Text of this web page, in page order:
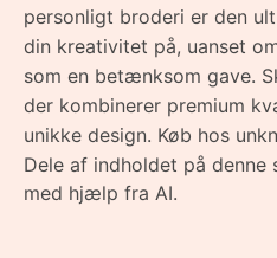
personligt broderi er den
din kreativitet på, uanset
som en betænksom gave.
der kombinerer premium
unikke design. Køb hos
Dele af indholdet på
med hjælp fra AI.